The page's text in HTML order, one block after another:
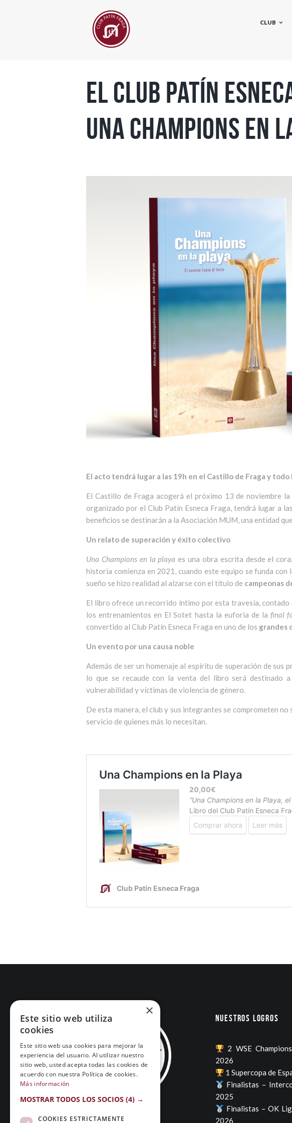
CLUB
El Club Patín
Una Champions en
El acto tendrá lugar a las 19h en el Castillo de Fraga y
El Castillo de Fraga acogerá el próximo 13 de noviembre
organizado por el Club Patín Esneca Fraga, tendrá lugar a
beneficios se destinarán a la Asociación MUM, una entidad
Un relato de superación y éxito colectivo
Una Champions en la playa es una obra escrita desde el
historia comienza en 2021, cuando este equipo se funda
sueño se hizo realidad al alzarse con el título de campeonas
El libro ofrece un recorrido íntimo por esta travesía, contado
los entrenamientos en El Sotet hasta la euforia de lafinal
convertido al Club Patín Esneca Fraga en uno de los grandes
Un evento por una causa noble
Además de ser un homenaje al espíritu de superación de sus
lo que se recaude con la venta del libro será destinado
vulnerabilidad y víctimas de violencia de género.
De esta manera, el club y sus integrantes se comprometen
servicio de quienes más lo necesitan.
Nuestros logros
2 WSE
2026
1 Supercopa de
Finalistas –
2025
Finalistas – OK
2026
×
Este sitio web utiliza
cookies
Este sitio web usa cookies para mejorar la
experiencia del usuario. Al utilizar nuestro
sitio web, usted acepta todas las cookies de
acuerdo con nuestra Política de cookies.
Más información
MOSTRAR TODOS LOS SOCIOS (4) →
COOKIES ESTRICTAMENTE